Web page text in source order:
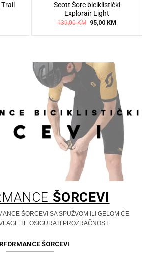
Scott Šorc biciklistički
Explorair Light
139,00KM Original
price
was:
95,00 KMCurrent
is:
ŠORCEVI
ŠORCEVI SA SPUŽVOM ILI GELOM ĆE
TE OSIGURATI PROZRAČNOST.
ŠORCEVI